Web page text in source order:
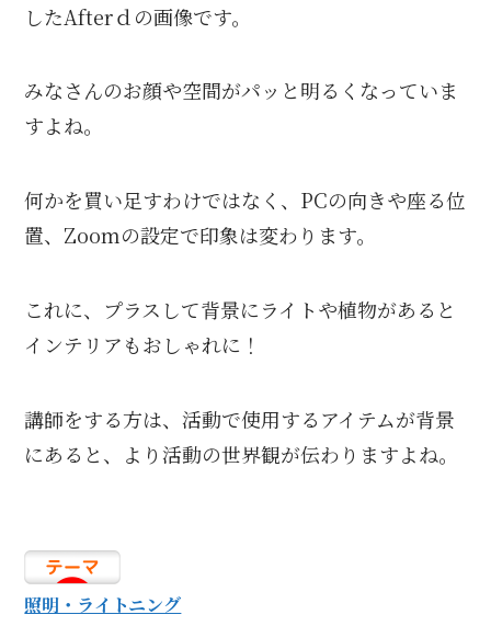
したAfterｄの画像です。
みなさんのお顔や空間がパッと明るくなっていま
すよね。
何かを買い足すわけではなく、PCの向きや座る位
置、Zoomの設定で印象は変わります。
これに、プラスして背景にライトや植物があると
インテリアもおしゃれに！
講師をする方は、活動で使用するアイテムが背景
にあると、より活動の世界観が伝わりますよね。
照明・ライトニング